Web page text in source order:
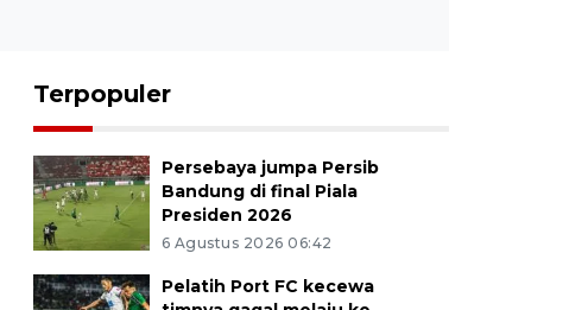
Terpopuler
Persebaya jumpa Persib
Bandung di final Piala
Presiden 2026
6 Agustus 2026 06:42
Pelatih Port FC kecewa